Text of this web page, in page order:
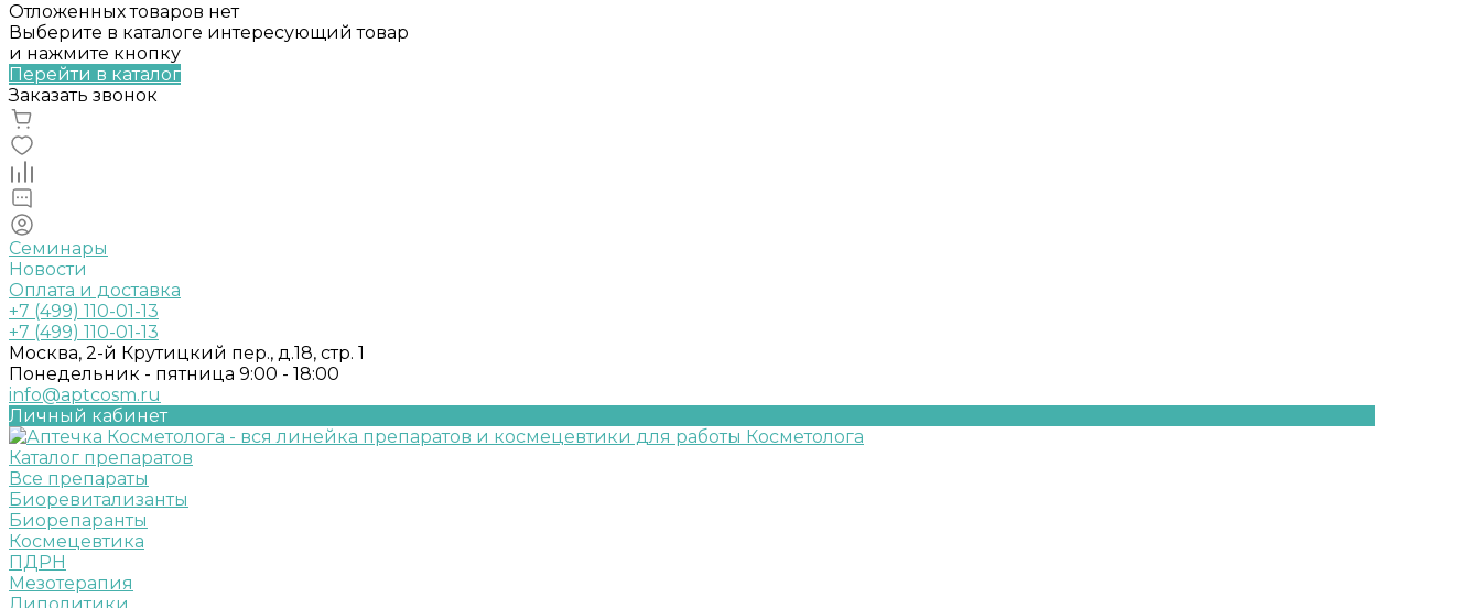
Отложенных товаров нет
Выберите в каталоге интересующий товар
и нажмите кнопку
Перейти в каталог
Заказать звонок
Семинары
Новости
Оплата и доставка
+7 (499) 110-01-13
+7 (499) 110-01-13
Москва, 2-й Крутицкий пер., д.18, стр. 1
Понедельник - пятница 9:00 - 18:00
info@aptcosm.ru
Личный кабинет
Каталог препаратов
Все препараты
Биоревитализанты
Биорепаранты
Космецевтика
ПДРН
Мезотерапия